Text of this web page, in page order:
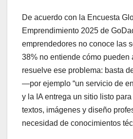
De acuerdo con la Encuesta
Emprendimiento 2025 de
emprendedores no conoce las
38% no entiende cómo pueden
resuelve ese problema: basta
—por ejemplo “un servicio de
y la IA entrega un sitio listo
textos, imágenes y diseño
necesidad de conocimientos